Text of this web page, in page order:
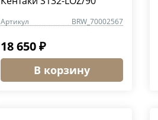
Артикул BRW_70002567
18 650 ₽
В корзину